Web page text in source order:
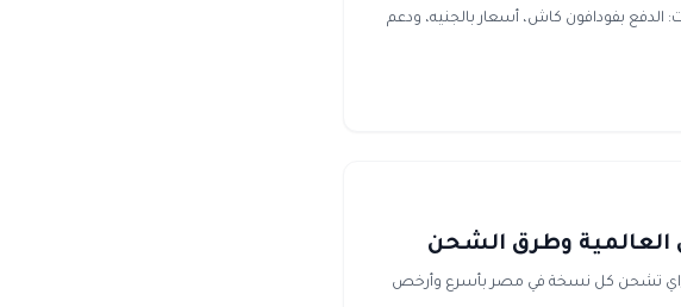
بفودافون كاش، أسعار بالجنيه، ودعم
وازاي تشحن كل نسخة في مصر بأسرع وأرخص